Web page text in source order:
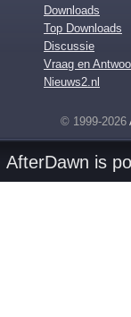
Downloads
Top Downloads
Discussie
Vraag en
Nieuws2.nl
© 1999-2026
AfterDawn is